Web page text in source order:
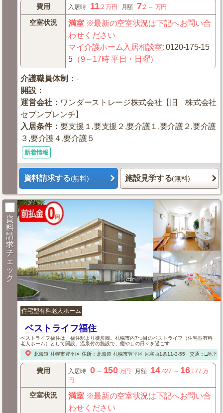
費用 入居時 11.2 万円 月額 7.2 ～ 万円
空室状況 満室※最新の空室状況は下記へお問い合
わせください
マイ介護ホーム入居相談室:0120-175-15
5 （9～17時 平日・日曜）
介護職員体制 ：-
開設 ：
運営会社 ： ワンダーストレージ株式会社【旧 株式会社
セブンブレンチ】
入居条件：要支援１,要支援２,要介護１,要介護２,要介護
３,要介護４,要介護５
新着情報
資料請求する(無料) 施設見学する(無料)
資
料
請
求
チ
ェ
ッ
ク
住宅型有料老人ホーム
ベストライフ福住
ベストライフ福住は、福住駅より徒歩圏。札幌市内7つ目のベストライフ（住宅型有料
老人ホーム）として開設。温泉付の施設で、癒やしの日々を過ごす...
北海道 札幌市豊平区 住所： 北海道 札幌市豊平区月寒西1条11-3-55 交通：□地下
費用 入居時 0～ 150 万円 月額 14.427 ～ 16.177 万
円
空室状況 満室※最新の空室状況は下記へお問い合
わせください